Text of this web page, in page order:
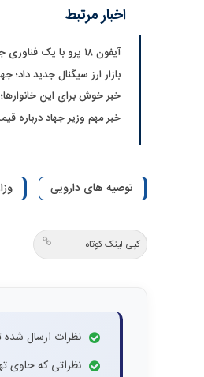
اخبار مرتبط
آیفون ۱۸ پرو با یک فناوری جدید در راه است؛ جزئیات گوشی جنجالی اپل
بازار ارز سیگنال جدید
خبر خوش برای این خانوارها؛ ۳۰ درصد تخفیف برق کلید خورد
خبر مهم وزیر جهاد درباره
توصیه های دارویی
کپی لینک کوتاه
نظرات ارسال
نظراتی که حاوی